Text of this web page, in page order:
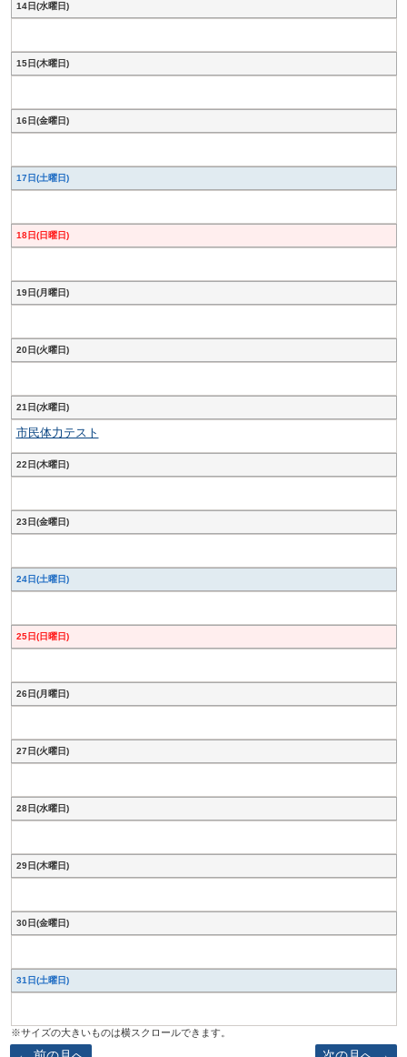
14日(水曜日)
15日(木曜日)
16日(金曜日)
17日(土曜日)
18日(日曜日)
19日(月曜日)
20日(火曜日)
21日(水曜日)
市民体力テスト
22日(木曜日)
23日(金曜日)
24日(土曜日)
25日(日曜日)
26日(月曜日)
27日(火曜日)
28日(水曜日)
29日(木曜日)
30日(金曜日)
31日(土曜日)